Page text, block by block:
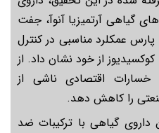
گیاهی آرتمیزیا آنوآ، جفت
عمکلرد مناسبی در کنترل
از خود نشان داد. از
خسارات اقتصادی ناشی از
را کاهش دهد.
داروی گیاهی با ترکیبات ضد